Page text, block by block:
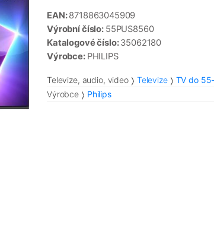
EAN:8718863045909
Výrobní číslo: 55PUS8560
Katalogové číslo:35062180
Výrobce: PHILIPS
Televize, audio, video Televize
TV do
Výrobce
Philips